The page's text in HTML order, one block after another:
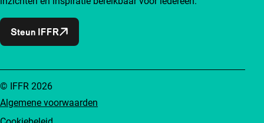
Steun IFFR
Algemene voorwaarden
© IFFR 2026